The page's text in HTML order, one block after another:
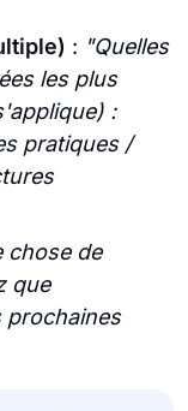
: "Quelles
les plus
:
pratiques /
chose de
que
prochaines